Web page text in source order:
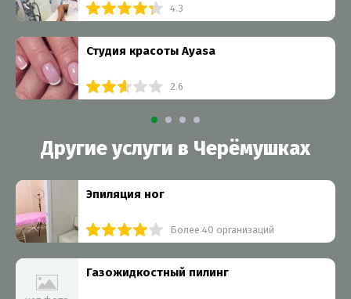
4.3
Студия красоты Ayasa
2.6
Другие услуги в Черёмушках
Эпиляция ног
Более 40 организаций
Газожидкостный пилинг